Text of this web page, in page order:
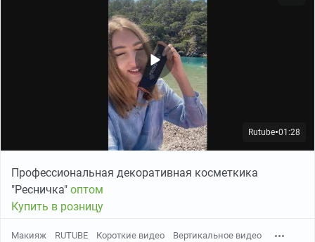
Rutube●01:28
Профессиональная декоративная косметкика
"Ресничка" оптом
Купить в розницу
Макияж RUTUBE Короткие видео Вертикальное видео